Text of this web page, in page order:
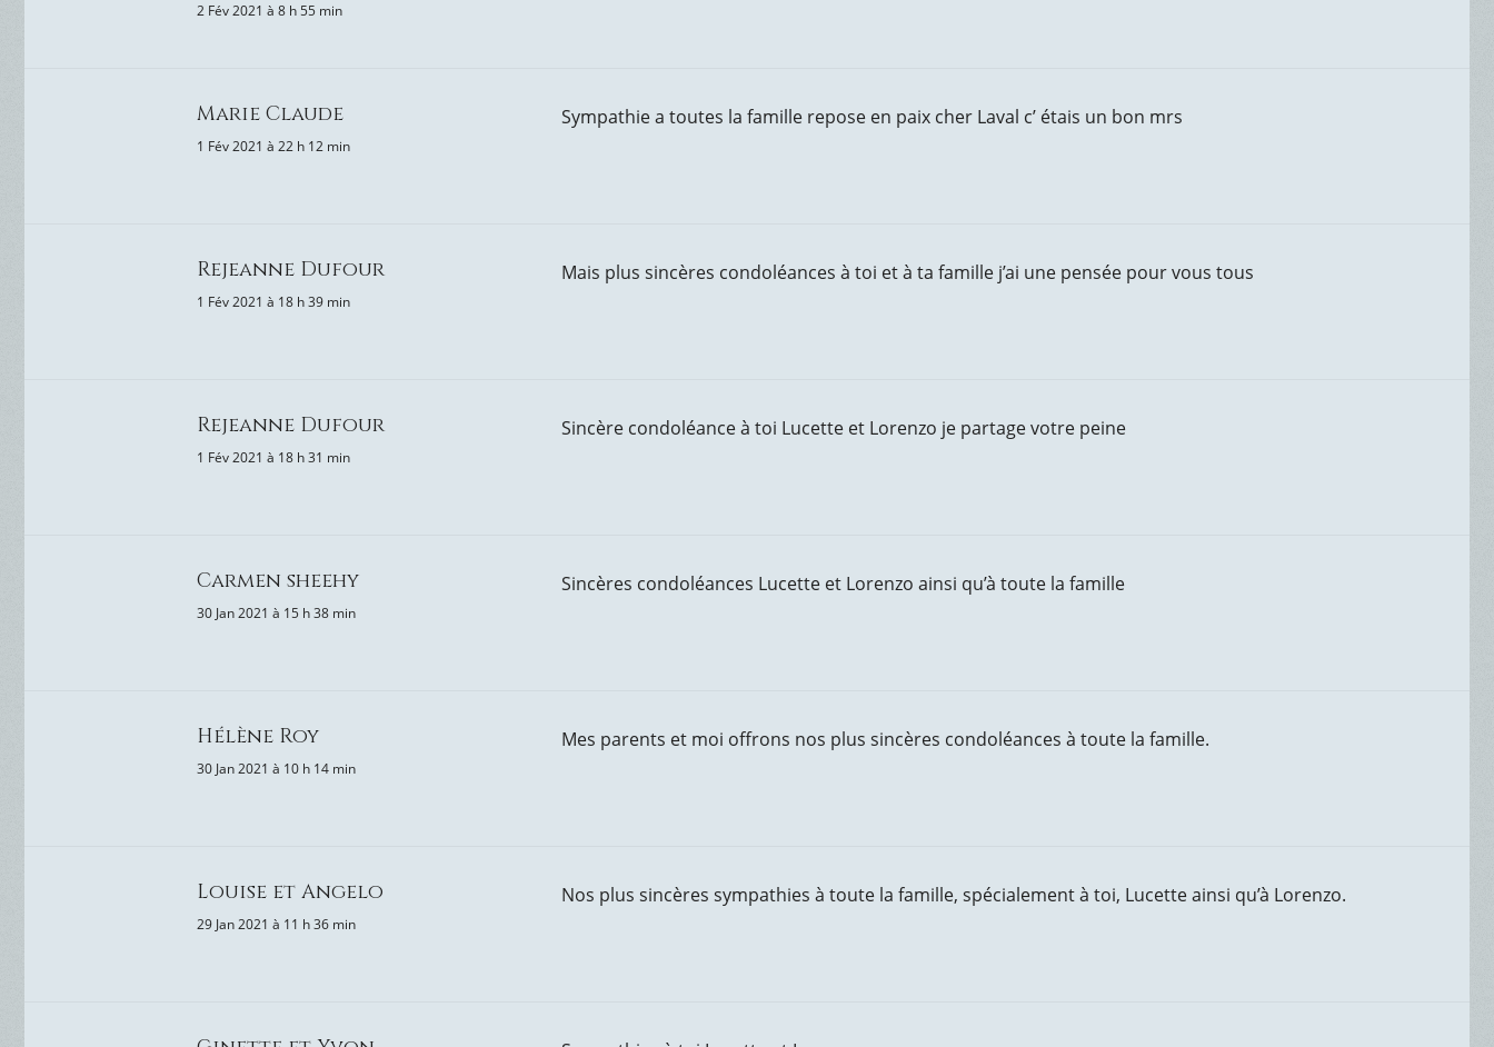
2 Fév 2021 à 8 h 55 min
Marie Claude
1 Fév 2021 à 22 h 12 min
Sympathie a toutes la famille repose en paix cher Laval c’ étais un bon mrs
Rejeanne Dufour
1 Fév 2021 à 18 h 39 min
Mais plus sincères condoléances à toi et à ta famille j’ai une pensée pour vous tous
Rejeanne Dufour
1 Fév 2021 à 18 h 31 min
Sincère condoléance à toi Lucette et Lorenzo je partage votre peine
Carmen sheehy
30 Jan 2021 à 15 h 38 min
Sincères condoléances Lucette et Lorenzo ainsi qu’à toute la famille
Hélène Roy
30 Jan 2021 à 10 h 14 min
Mes parents et moi offrons nos plus sincères condoléances à toute la famille.
Louise et Angelo
29 Jan 2021 à 11 h 36 min
Nos plus sincères sympathies à toute la famille, spécialement à toi, Lucette ainsi qu’à Lorenzo.